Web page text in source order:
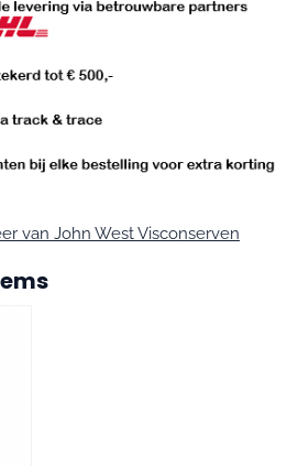
van John West Visconserven